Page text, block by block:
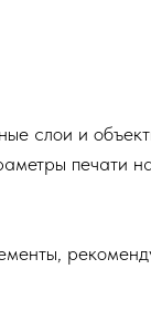
слои и
печати